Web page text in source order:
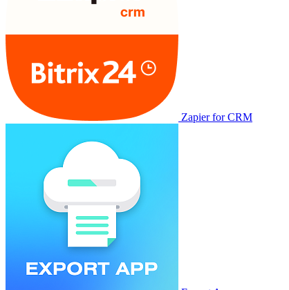
Zapier for CRM